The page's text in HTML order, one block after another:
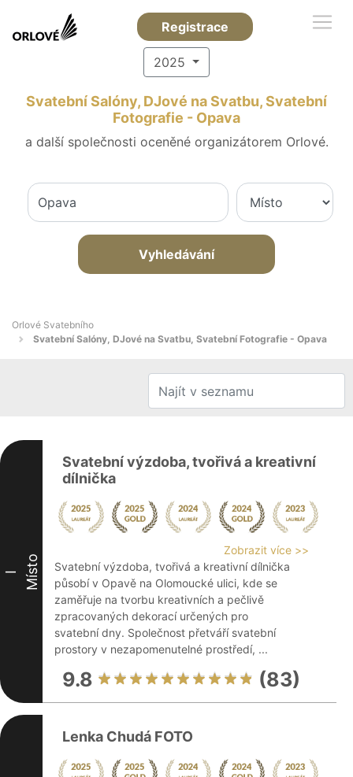
Registrace
2025
Svatební Salóny, DJové na Svatbu, Svatební
Fotografie - Opava
a další společnosti oceněné organizátorem Orlové.
Vyhledávání
Orlové Svatebního
Svatební Salóny, DJové na Svatbu, Svatební Fotografie - Opava
I Místo
Svatební výzdoba, tvořivá a kreativní
dílnička
Zobrazit více >>
Svatební výzdoba, tvořivá a kreativní dílnička
působí v Opavě na Olomoucké ulici, kde se
zaměřuje na tvorbu kreativních a pečlivě
zpracovaných dekorací určených pro
svatební dny. Společnost přetváří svatební
prostory v nezapomenutelné prostředí, ...
9.8 (83)
Lenka Chudá FOTO